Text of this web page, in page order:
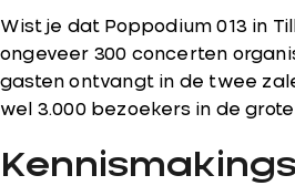
Wist je dat Poppodium 013 in
ongeveer 300 concerten
gasten ontvangt in de twee
wel 3.000 bezoekers in de